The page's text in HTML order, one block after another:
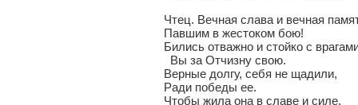
Чтец. Вечная слава и вечная
Павшим в жестоком бою!
Бились отважно и стойко с
Вы за Отчизну свою.
Верные долгу, себя не щадили,
Ради победы ее.
Чтобы жила она в славе и силе,